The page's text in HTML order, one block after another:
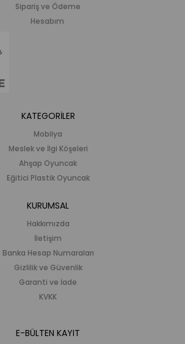
Sipariş ve Ödeme
Hesabım
KATEGORİLER
Mobilya
Meslek ve İlgi Köşeleri
Ahşap Oyuncak
Eğitici Plastik Oyuncak
KURUMSAL
Hakkımızda
İletişim
Banka Hesap Numaraları
Gizlilik ve Güvenlik
Garanti ve İade
KVKK
E-BÜLTEN KAYIT